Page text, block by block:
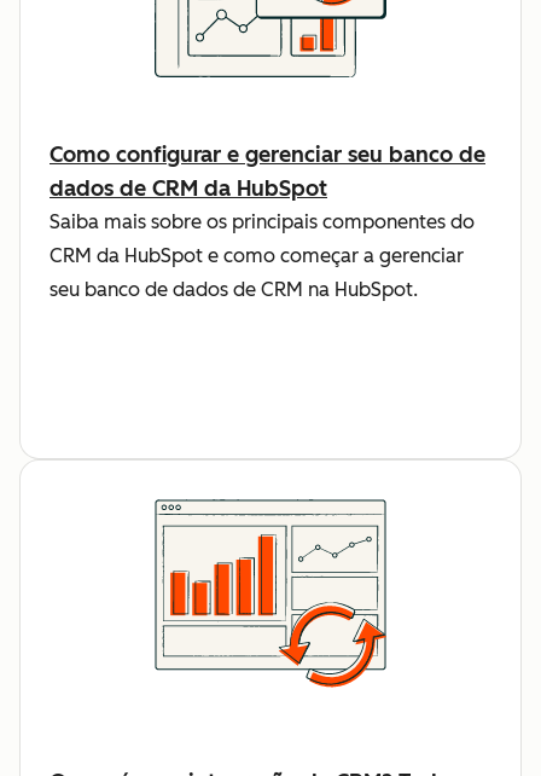
Como configurar e gerenciar seu banco de
dados de CRM da HubSpot
Saiba mais sobre os principais componentes do
CRM da HubSpot e como começar a gerenciar
seu banco de dados de CRM na HubSpot.